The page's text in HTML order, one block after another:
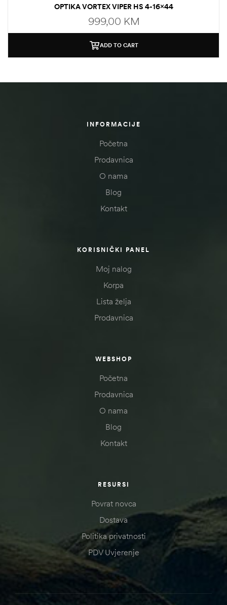
OPTIKA VORTEX VIPER HS 4-16×44
999,00 KM
ADD TO CART
INFORMACIJE
Početna
Prodavnica
O nama
Blog
Kontakt
KORISNIČKI PANEL
Moj nalog
Korpa
Lista želja
Prodavnica
WEBSHOP
Početna
Prodavnica
O nama
Blog
Kontakt
RESURSI
Povrat novca
Dostava
Politika privatnosti
PDV Uvjerenje